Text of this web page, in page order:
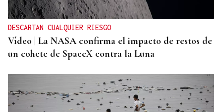
DESCARTAN CUALQUIER RIESGO
Vídeo | La NASA confirma el impacto de restos de
un cohete de SpaceX contra la Luna